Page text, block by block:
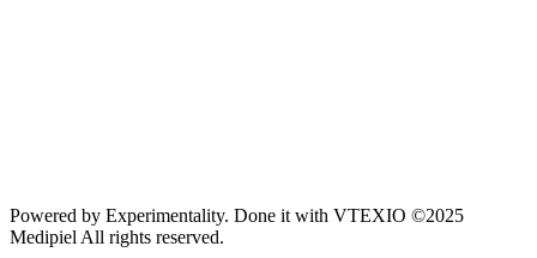
Powered by Experimentality. Done it with VTEXIO ©2025
Medipiel All rights reserved.